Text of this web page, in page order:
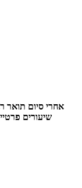
אחרי סיום תואר
שיעורים